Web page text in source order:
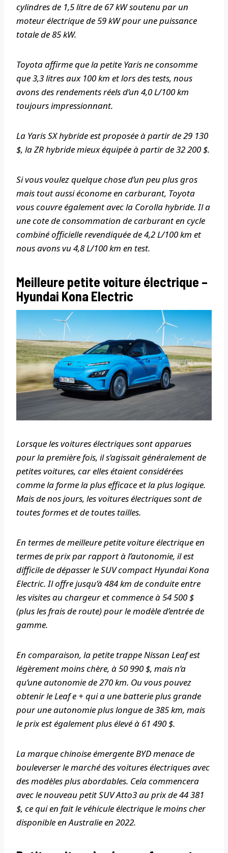
cylindres de 1,5 litre de 67 kW soutenu par un
moteur électrique de 59 kW pour une puissance
totale de 85 kW.
Toyota affirme que la petite Yaris ne consomme
que 3,3 litres aux 100 km et lors des tests, nous
avons des rendements réels d’un 4,0 L/100 km
toujours impressionnant.
La Yaris SX hybride est proposée à partir de 29 130
$, la ZR hybride mieux équipée à partir de 32 200 $.
Si vous voulez quelque chose d’un peu plus gros
mais tout aussi économe en carburant, Toyota
vous couvre également avec la Corolla hybride. Il a
une cote de consommation de carburant en cycle
combiné officielle revendiquée de 4,2 L/100 km et
nous avons vu 4,8 L/100 km en test.
Meilleure petite voiture électrique –
Hyundai Kona Electric
Lorsque les voitures électriques sont apparues
pour la première fois, il s’agissait généralement de
petites voitures, car elles étaient considérées
comme la forme la plus efficace et la plus logique.
Mais de nos jours, les voitures électriques sont de
toutes formes et de toutes tailles.
En termes de meilleure petite voiture électrique en
termes de prix par rapport à l’autonomie, il est
difficile de dépasser le SUV compact Hyundai Kona
Electric. Il offre jusqu’à 484 km de conduite entre
les visites au chargeur et commence à 54 500 $
(plus les frais de route) pour le modèle d’entrée de
gamme.
En comparaison, la petite trappe Nissan Leaf est
légèrement moins chère, à 50 990 $, mais n’a
qu’une autonomie de 270 km. Ou vous pouvez
obtenir le Leaf e + qui a une batterie plus grande
pour une autonomie plus longue de 385 km, mais
le prix est également plus élevé à 61 490 $.
La marque chinoise émergente BYD menace de
bouleverser le marché des voitures électriques avec
des modèles plus abordables. Cela commencera
avec le nouveau petit SUV Atto3 au prix de 44 381
$, ce qui en fait le véhicule électrique le moins cher
disponible en Australie en 2022.